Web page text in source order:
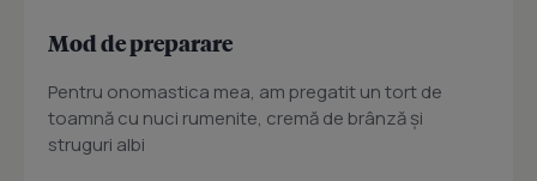
Mod de preparare
Pentru onomastica mea, am pregatit un tort de
toamnă cu nuci rumenite, cremă de brânză şi
struguri albi